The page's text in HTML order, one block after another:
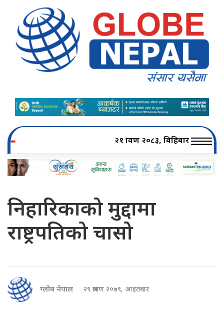
२१ श्रावण २०८३, बिहिबार
निहारिकाको मुद्दामा
राष्ट्रपतिको चासो
ग्लोब नेपाल २९ श्रावण २०७९, आइतबार